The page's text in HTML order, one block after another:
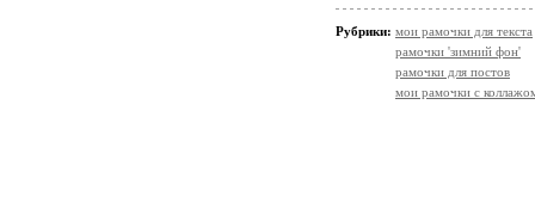
Рубрики: мои рамочки для текста
рамочки 'зимний фон'
рамочки для постов
мои рамочки с